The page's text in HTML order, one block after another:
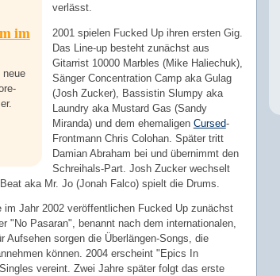
im
neue
verlässt.
2001 spielen Fucked Up ihren ersten Gig.
Das Line-up besteht zunächst aus
Gitarrist 10000 Marbles (Mike Haliechuk),
Sänger Concentration Camp aka Gulag
(Josh Zucker), Bassistin Slumpy aka
Laundry aka Mustard Gas (Sandy
Miranda) und dem ehemaligen Cursed-
Frontmann Chris Colohan. Später tritt
Damian Abraham bei und übernimmt den
Schreihals-Part. Josh Zucker wechselt
aka Mr. Jo (Jonah Falco) spielt die Drums.
im Jahr 2002 veröffentlichen Fucked Up zunächst
"No Pasaran", benannt nach dem internationalen,
Aufsehen sorgen die Überlängen-Songs, die
können. 2004 erscheint "Epics In
vereint. Zwei Jahre später folgt das erste